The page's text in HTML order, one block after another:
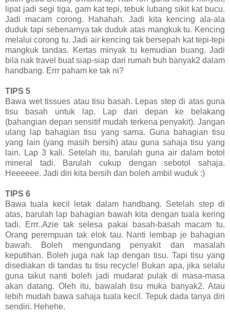
lipat jadi segi tiga, gam kat tepi, tebuk lubang sikit kat bucu.
Jadi macam corong. Hahahah. Jadi kita kencing ala-ala
duduk tapi sebenarnya tak duduk atas mangkuk tu. Kencing
melalui corong tu. Jadi air kencing tak bersepah kat tepi-tepi
mangkuk tandas. Kertas minyak tu kemudian buang. Jadi
bila nak travel buat siap-siap dari rumah buh banyak2 dalam
handbang. Errr paham ke tak ni?
TIPS 5
Bawa wet tissues atau tisu basah. Lepas step di atas guna
tisu basah untuk lap. Lap dari depan ke belakang
(bahangian depan sensitif mudah terkena penyakit). Jangan
ulang lap bahagian tisu yang sama. Guna bahagian tisu
yang lain (yang masih bersih) atau guna sahaja tisu yang
lain. Lap 3 kali. Setelah itu, barulah guna air dalam botol
mineral tadi. Barulah cukup dengan sebotol sahaja.
Heeeeee. Jadi diri kita bersih dan boleh ambil wuduk :)
TIPS 6
Bawa tuala kecil letak dalam handbang. Setelah step di
atas, barulah lap bahagian bawah kita dengan tuala kering
tadi. Errr..Azie tak selesa pakai basah-basah macam tu.
Orang perempuan tak elok tau. Nanti lembap je bahagian
bawah. Boleh mengundang penyakit dan masalah
keputihan. Boleh juga nak lap dengan tisu. Tapi tisu yang
disediakan di tandas tu tisu recycle! Bukan apa, jika selalu
guna takut nanti boleh jadi mudarat pulak di masa-masa
akan datang. Oleh itu, bawalah tisu muka banyak2. Atau
lebih mudah bawa sahaja tuala kecil. Tepuk dada tanya diri
sendiri. Hehehe.